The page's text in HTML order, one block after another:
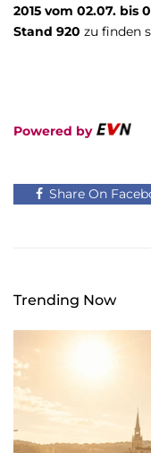
2015 vom 02.07. bis
Stand 920 zu finden
Powered by
Share On
Trending Now